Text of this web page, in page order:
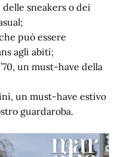
sneakers o dei
può essere
agli abiti;
un must-have della
un must-have estivo
guardaroba.